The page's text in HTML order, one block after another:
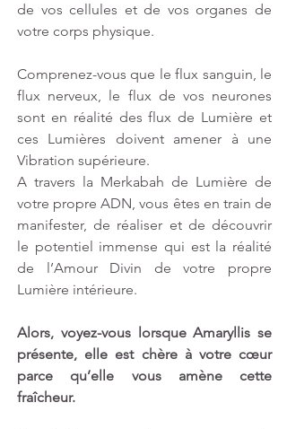
de vos cellules et de vos organes de
votre corps physique.
Comprenez-vous que le flux sanguin, le
flux nerveux, le flux de vos neurones
sont en réalité des flux de Lumière et
ces Lumières doivent amener à une
Vibration supérieure.
A travers la Merkabah de Lumière de
votre propre ADN, vous êtes en train de
manifester, de réaliser et de découvrir
le potentiel immense qui est la réalité
de l’Amour Divin de votre propre
Lumière intérieure.
Alors, voyez-vous lorsque Amaryllis se
présente, elle est chère à votre cœur
parce qu’elle vous amène cette
fraîcheur.